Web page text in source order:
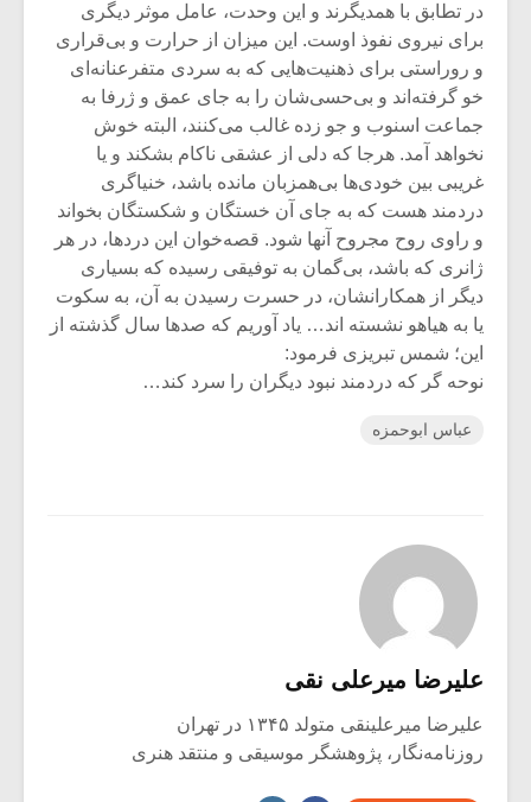
در تطابق با همدیگرند و این وحدت، عامل موثر دیگری
برای نیروی نفوذ اوست. این میزان از حرارت و بی‌قراری
و روراستی برای ذهنیت‌هایی که به سردی متفرعنانه‌ای
خو گرفته‌اند و بی‌حسی‌شان را به جای عمق و ژرفا به
جماعت اسنوب و جو زده غالب می‌کنند، البته خوش
نخواهد آمد. هرجا که دلی از عشقی ناکام بشکند و یا
غریبی بین خودی‌ها بی‌همزبان مانده باشد، خنیاگری
دردمند هست که به جای آن خستگان و شکستگان بخواند
و راوی روح مجروح آنها شود. قصه‌خوان این دردها، در هر
ژانری که باشد، بی‌گمان به توفیقی رسیده که بسیاری
دیگر از همکارانشان، در حسرت رسیدن به آن، به سکوت
یا به هیاهو نشسته اند… یاد آوریم که صدها سال گذشته از
این؛ شمس تبریزی فرمود:
نوحه گر که دردمند نبود دیگران را سرد کند…
عباس ابوحمزه
علیرضا میرعلی نقی
علیرضا میرعلینقی متولد ۱۳۴۵ در تهران
روزنامه‌نگار، پژوهشگر موسیقی و منتقد هنری